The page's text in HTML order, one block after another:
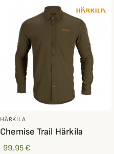
HÄRKILA
Chemise Trail Härkila
99,95 €